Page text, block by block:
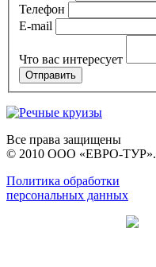
Телефон
E-mail
Что вас интересует
Все права защищены
© 2010 ООО «ЕВРО-ТУР».
Политика обработки
персональных данных